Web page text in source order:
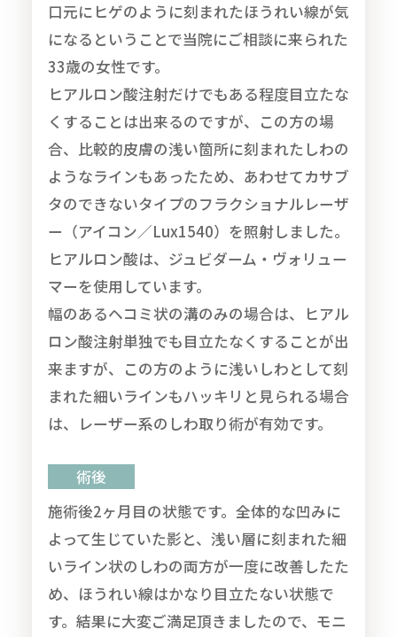
口元にヒゲのように刻まれたほうれい線が気
になるということで当院にご相談に来られた
33歳の女性です。
ヒアルロン酸注射だけでもある程度目立たな
くすることは出来るのですが、この方の場
合、比較的皮膚の浅い箇所に刻まれたしわの
ようなラインもあったため、あわせてカサブ
タのできないタイプのフラクショナルレーザ
ー（アイコン／Lux1540）を照射しました。
ヒアルロン酸は、ジュビダーム・ヴォリュー
マーを使用しています。
幅のあるヘコミ状の溝のみの場合は、ヒアル
ロン酸注射単独でも目立たなくすることが出
来ますが、この方のように浅いしわとして刻
まれた細いラインもハッキリと見られる場合
は、レーザー系のしわ取り術が有効です。
術後
施術後2ヶ月目の状態です。全体的な凹みに
よって生じていた影と、浅い層に刻まれた細
いライン状のしわの両方が一度に改善したた
め、ほうれい線はかなり目立たない状態で
す。結果に大変ご満足頂きましたので、モニ